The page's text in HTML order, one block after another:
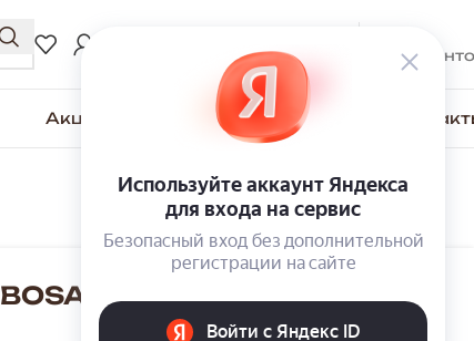
Акции Для покупателей О компании
К15 Венге/Графит